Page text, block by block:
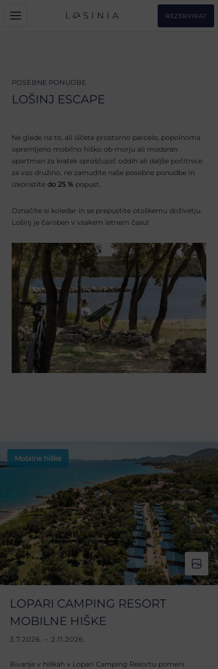
REZERVIRAJ
POSEBNE PONUDBE
LOŠINJ ESCAPE
Ne glede na to, ali iščete prostorno parcelo, popolnoma
opremljeno mobilno hiško ob morju ali moderan
apartman za kratek sproščujoč oddih ali daljše počitnice
za vso družino, ne zamudite naše posebne ponudbe in
izkoristite do 25 % popust.
Označite si koledar in se prepustite otoškemu doživetju.
Lošinj je čaroben v vsakem letnem času!
Mobilne hiške
LOPARI CAMPING RESORT
MOBILNE HIŠKE
3.7.2026. – 2.11.2026.
Bivanje v hiškah v Lopari Camping Resortu pomeni